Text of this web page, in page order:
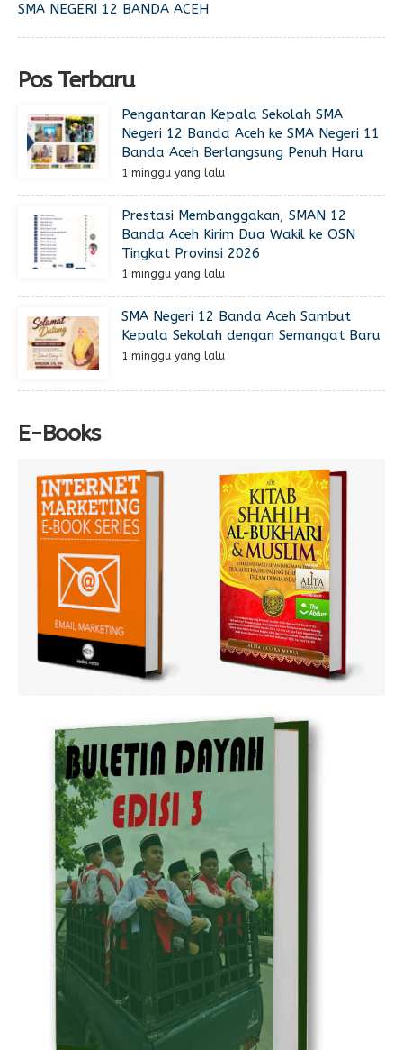
SMA NEGERI 12 BANDA ACEH
Pos Terbaru
Pengantaran Kepala Sekolah SMA
Negeri 12 Banda Aceh ke SMA Negeri 11
Banda Aceh Berlangsung Penuh Haru
1 minggu yang lalu
Prestasi Membanggakan, SMAN 12
Banda Aceh Kirim Dua Wakil ke OSN
Tingkat Provinsi 2026
1 minggu yang lalu
SMA Negeri 12 Banda Aceh Sambut
Kepala Sekolah dengan Semangat Baru
1 minggu yang lalu
E-Books